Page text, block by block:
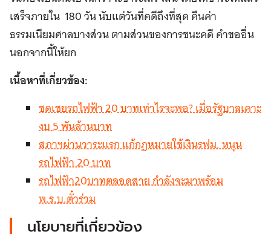
เสร็จภายใน 180 วัน นับแต่วันที่คดีถึงที่สุด คืนค่า
ธรรมเนียมศาลบางส่วน ตามส่วนของการชนะคดี คำขออื่น
นอกจากนี้ให้ยก
เนื้อหาที่เกี่ยวข้อง:
ชดเชยรถไฟฟ้า 20 บาทเท่าไรจะพอ? เมื่อรัฐบาลเคาะ
งบ 5 พันล้านบาท
สภาฯผ่านวาระแรก แก้กฎหมายใช้เงินรฟม. หนุน
รถไฟฟ้า 20 บาท
รถไฟฟ้า20บาทตลอดสาย กำลังจะมาพร้อม
พ.ร.บ.ตั๋วร่วม
นโยบายที่เกี่ยวข้อง